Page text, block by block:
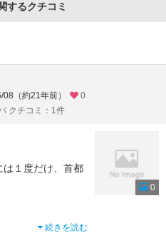
するクチコミ
（約21年前）
0
クチコミ：1件
１度だけ、首都
続きを読む
0